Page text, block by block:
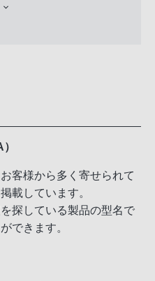
客様から多く寄せられて
載しています。
探している製品の型名で
できます。